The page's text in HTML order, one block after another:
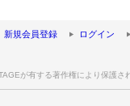
新規会員登録 ログイン
が有する著作権により保護